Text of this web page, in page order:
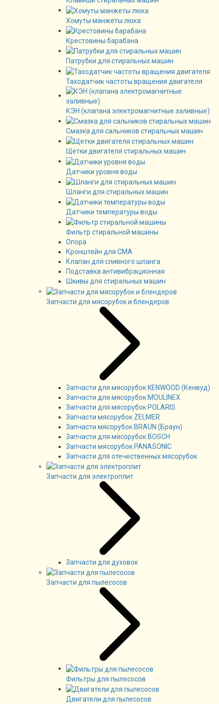
Хомуты манжеты люка
Крестовины барабана
Патрубки для стиральных машин
Таходатчик частоты вращения двигателя
КЭН (клапана электромагнитные заливные)
Смазка для сальников стиральных машин
Щетки двигателя стиральных машин
Датчики уровня воды
Шланги для стиральных машин
Датчики температуры воды
Фильтр стиральной машины
Опора
Кронштейн для СМА
Клапан для сливного шланга
Подставка антивибрационная
Шкивы для стиральных машин
Запчасти для мясорубок и блендеров
Запчасти для мясорубок KENWOOD (Кенвуд)
Запчасти для мясорубок MOULINEX
Запчасти для мясорубок POLARIS
Запчасти мясорубок ZELMER
Запчасти мясорубок BRAUN (Браун)
Запчасти для мясорубок BOSCH
Запчасти мясорубок PANASONIC
Запчасти для отечественных мясорубок
Запчасти для электроплит
Запчасти для духовок
Запчасти для пылесосов
Фильтры для пылесосов
Двигатели для пылесосов